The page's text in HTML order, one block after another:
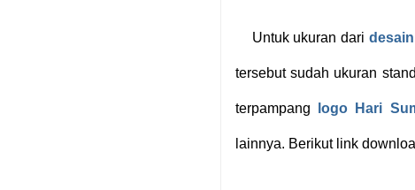
Untuk ukuran dari
tersebut sudah ukuran
terpampang logo Hari
lainnya. Berikut link